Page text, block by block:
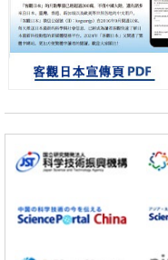
基礎設施
經濟・社會
日本成立「以人為本AI聯盟
託產學合作推進研發
科學研究
立教大學在試管內構建長鏈
帶大量基因的人工細胞
政策
展研究
科學研究